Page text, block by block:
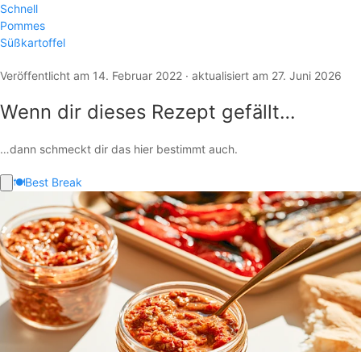
Schnell
Pommes
Süßkartoffel
Veröffentlicht am 14. Februar 2022 · aktualisiert am 27. Juni 2026
Wenn dir dieses Rezept gefällt…
…dann schmeckt dir das hier bestimmt auch.
🍽️Best Break